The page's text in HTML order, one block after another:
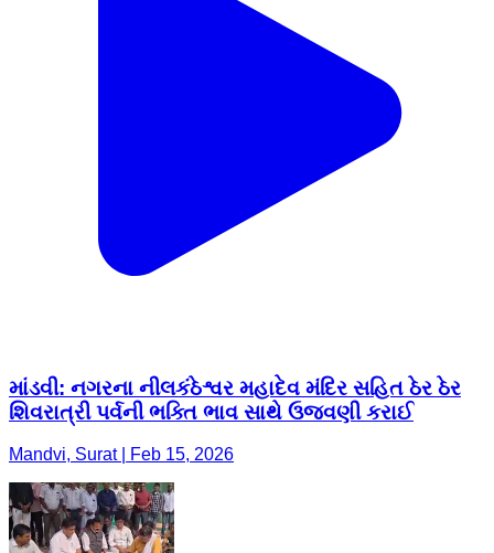
માંડવી: નગરના નીલકંઠેશ્વર મહાદેવ મંદિર સહિત ઠેર ઠેર
શિવરાત્રી પર્વની ભક્તિ ભાવ સાથે ઉજવણી કરાઈ
Mandvi, Surat | Feb 15, 2026